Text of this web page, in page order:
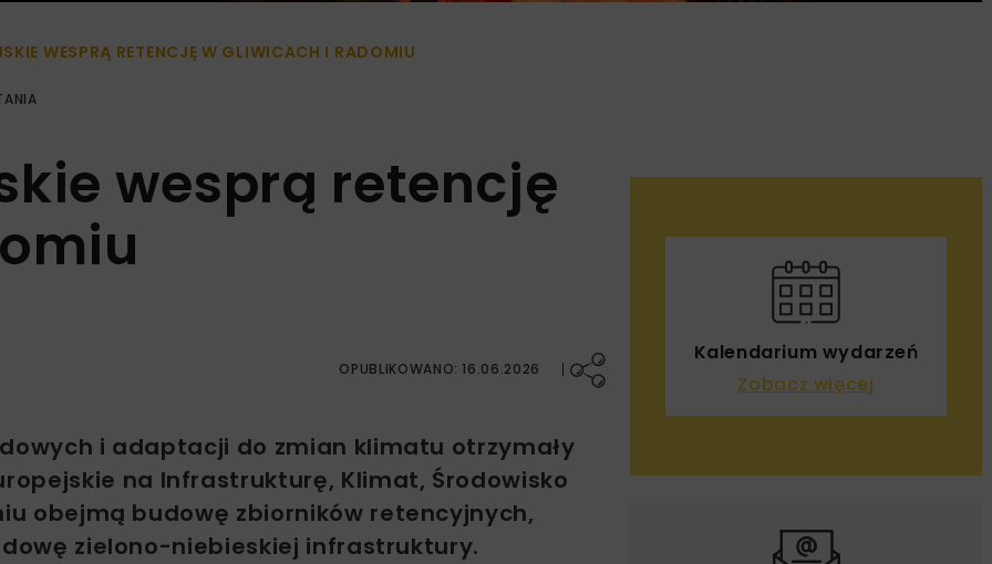
WESPRĄ RETENCJĘ W GLIWICACH I RADOMIU
wesprą retencję
OPUBLIKOWANO: 16.06.2026
i adaptacji do zmian klimatu otrzymały
na Infrastrukturę, Klimat, Środowisko
obejmą budowę zbiorników retencyjnych,
zielono-niebieskiej infrastruktury.
Kalendarium wydarzeń
Zobacz więcej